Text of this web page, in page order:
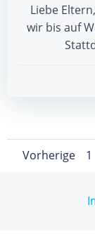
Liebe
wir bis auf
Posts
Vorherige 1